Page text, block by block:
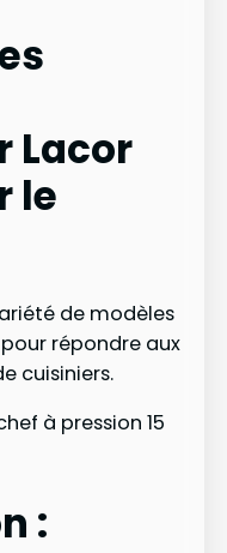
Lacor
le
de modèles
répondre aux
cuisiniers.
à pression 15
: